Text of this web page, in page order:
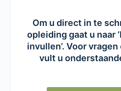
Om u direct in te
opleiding gaat u naar
invullen’. Voor
vult u